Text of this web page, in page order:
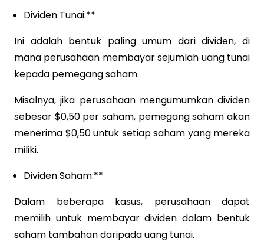
Dividen Tunai:**
Ini adalah bentuk paling umum dari dividen, di
mana perusahaan membayar sejumlah uang tunai
kepada pemegang saham.
Misalnya, jika perusahaan mengumumkan dividen
sebesar $0,50 per saham, pemegang saham akan
menerima $0,50 untuk setiap saham yang mereka
miliki.
Dividen Saham:**
Dalam beberapa kasus, perusahaan dapat
memilih untuk membayar dividen dalam bentuk
saham tambahan daripada uang tunai.